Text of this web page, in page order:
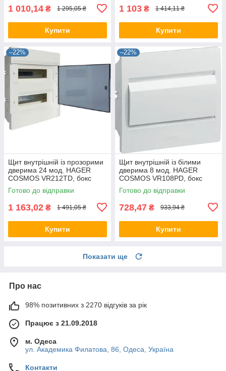
1 010,14 ₴ 1 295,05 ₴
Купити
1 103 ₴ 1 414,11 ₴
Купити
–22%
Щит внутрішній із прозорими
дверима 24 мод. HAGER
COSMOS VR212TD, бокс
Хагер, шафа КОСМОС
розподільний
Готово до відправки
1 163,02 ₴ 1 491,05 ₴
Купити
–22%
Щит внутрішній із білими
дверима 8 мод. HAGER
COSMOS VR108PD, бокс
Хагер, шафа КОСМОС
розподільний (Smart Rozetka)
Готово до відправки
728,47 ₴ 933,94 ₴
Купити
Показати ще
Про нас
98% позитивних з 2270 відгуків за рік
Працює з 21.09.2018
м. Одеса
ул. Академика Филатова, 86, Одеса, Україна
Контакти